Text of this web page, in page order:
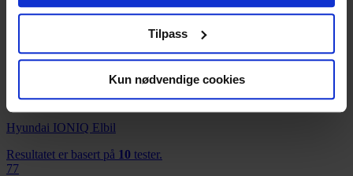
beliggenheten din, som kan være nøyaktig innenfor
Identifisere enheten din ved å aktivt skanne den
kan du lese om hvordan dine personlige
data behandles og hvordan du kan velge hvordan de skal
brukes. Du kan hele tiden endre eller trekke tilbake ditt
samtykke fra erklæringen om informasjonskapsler.
Tilpass
Kun nødvendige cookies
Resultatet er basert på1test.Pris fra349,-
Hyundai IONIQ Elbil
Resultatet er basert på 10 tester.
77